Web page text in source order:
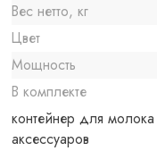
Вес нетто, кг
Цвет
Мощность
В комплекте
контейнер для
аксессуаров